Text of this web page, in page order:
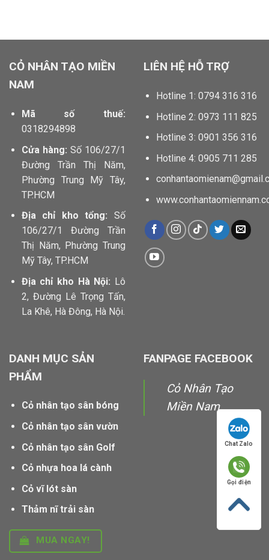
CỎ NHÂN TẠO MIỀN
NAM
Mã số thuế:
0318294898
Cửa hàng: Số 106/27/1
Đường Trần Thị Năm,
Phường Trung Mỹ Tây,
TP.HCM
Địa chỉ kho tổng: Số
106/27/1 Đường Trần
Thị Năm, Phường Trung
Mỹ Tây, TP.HCM
Địa chỉ kho Hà Nội: Lô
2, Đường Lê Trọng Tấn,
La Khê, Hà Đông, Hà Nội.
LIÊN HỆ HỖ TRỢ
Hotline 1: 0794 316 316
Hotline 2: 0973 111 825
Hotline 3: 0901 356 316
Hotline 4: 0905 711 285
DANH MỤC SẢN
PHẨM
Cỏ nhân tạo sân bóng
Cỏ nhân tạo sân vườn
Cỏ nhân tạo sân Golf
Cỏ nhựa hoa lá cành
Cỏ vĩ lót sàn
Thảm nĩ trải sàn
MUA NGAY!
FANPAGE FACEBOOK
Cỏ Nhân Tạo
Miền Nam
Chat Zalo
Gọi điện